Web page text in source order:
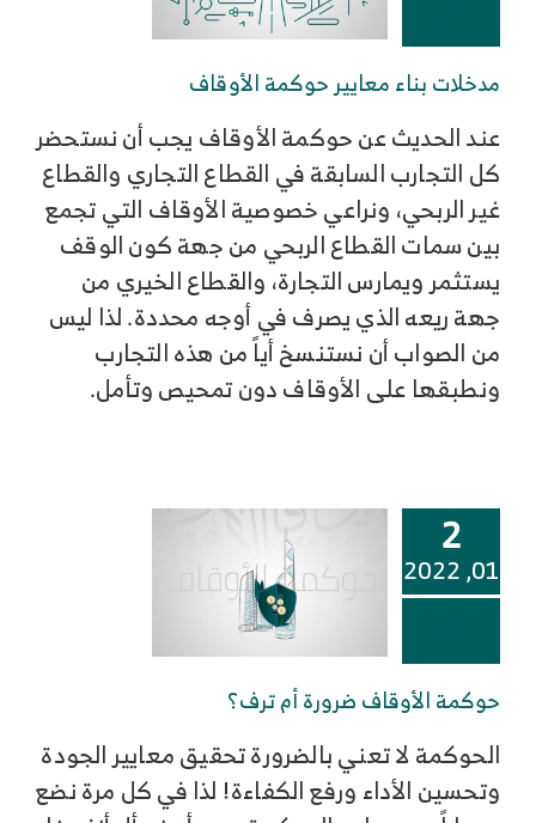
مدخلات بناء معايير حوكمة الأوقاف
عند الحديث عن حوكمة الأوقاف يجب أن نستحضر
كل التجارب السابقة في القطاع التجاري والقطاع
غير الربحي، ونراعي خصوصية الأوقاف التي تجمع
بين سمات القطاع الربحي من جهة كون الوقف
يستثمر ويمارس التجارة، والقطاع الخيري من
جهة ريعه الذي يصرف في أوجه محددة. لذا ليس
من الصواب أن نستنسخ أياً من هذه التجارب
ونطبقها على الأوقاف دون تمحيص وتأمل.
2
01, 2022
حوكمة الأوقاف ضرورة أم ترف؟
الحوكمة لا تعني بالضرورة تحقيق معايير الجودة
وتحسين الأداء ورفع الكفاءة! لذا في كل مرة نضع